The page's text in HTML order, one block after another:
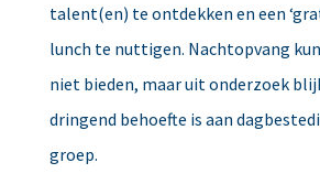
talent(en) te ontdekken en een
lunch te nuttigen. Nachtopvang
niet bieden, maar uit onderzoek
dringend behoefte is aan
groep.